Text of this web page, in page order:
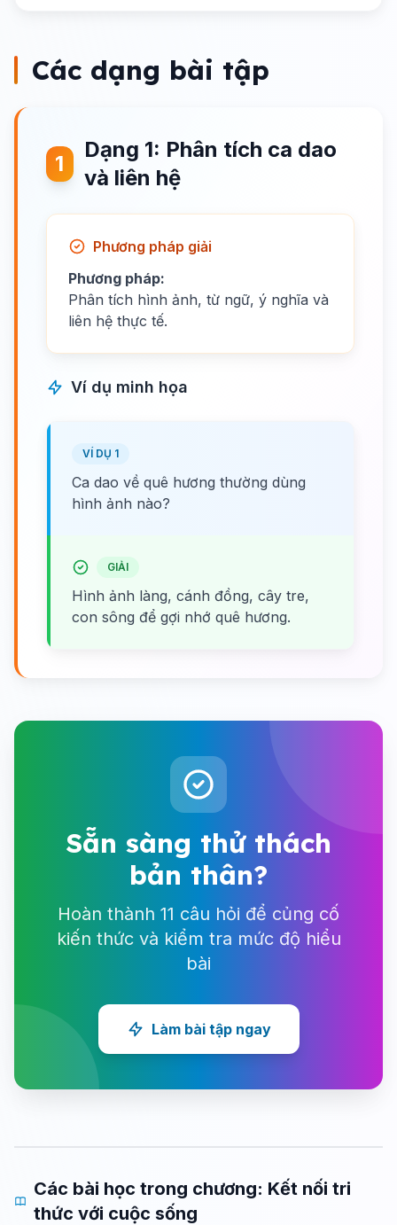
Các dạng bài tập
1
Dạng 1: Phân tích ca dao
và liên hệ
Phương pháp giải
Phương pháp:
Phân tích hình ảnh, từ ngữ, ý nghĩa và
liên hệ thực tế.
Ví dụ minh họa
VÍ DỤ 1
Ca dao về quê hương thường dùng
hình ảnh nào?
GIẢI
Hình ảnh làng, cánh đồng, cây tre,
con sông để gợi nhớ quê hương.
Sẵn sàng thử thách
bản thân?
Hoàn thành 11 câu hỏi để củng cố
kiến thức và kiểm tra mức độ hiểu
bài
Làm bài tập ngay
Các bài học trong chương: Kết nối tri
thức với cuộc sống